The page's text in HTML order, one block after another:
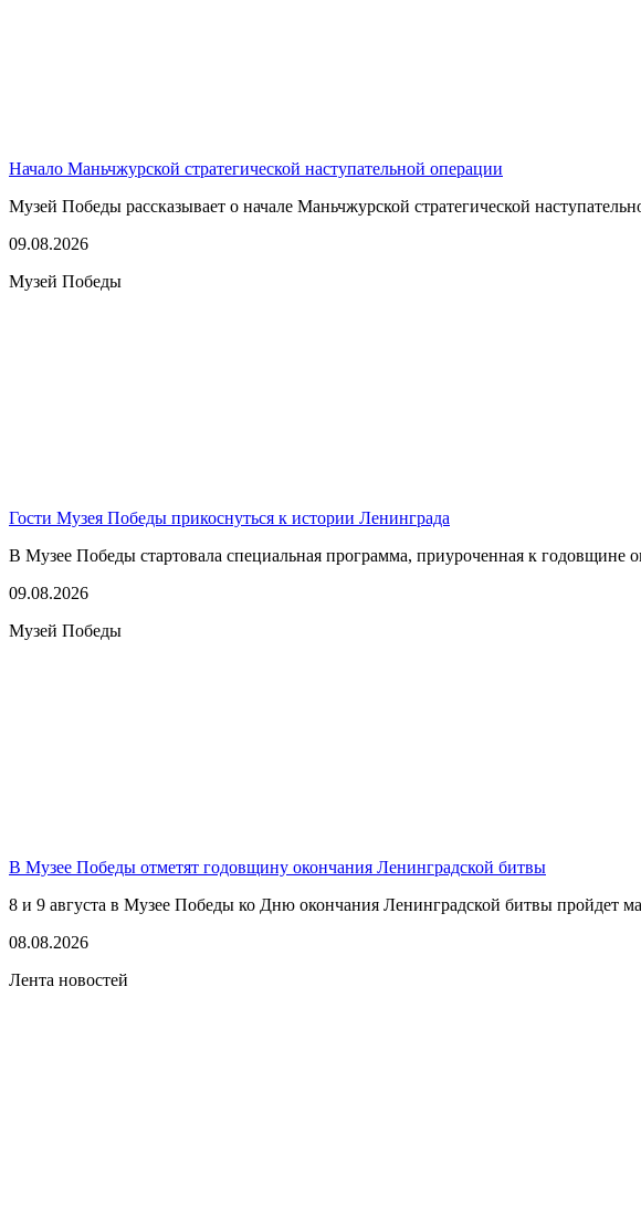
Начало Маньчжурской стратегической наступательной операции
Музей Победы рассказывает о начале Маньчжурской стратегической
09.08.2026
Музей Победы
Гости Музея Победы прикоснуться к истории Ленинграда
В Музее Победы стартовала специальная программа, приуроченная к
09.08.2026
Музей Победы
В Музее Победы отметят годовщину окончания Ленинградской битвы
8 и 9 августа в Музее Победы ко Дню окончания Ленинградской битвы пройдет
08.08.2026
Лента новостей